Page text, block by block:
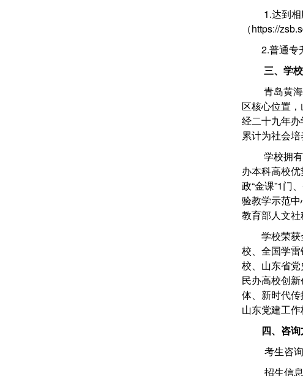
1.达到
（https://
2.普通专
三、学
青岛黄
区核心位置
经二十九年
累计为社会培
学校拥
办本科高校
政“金课”1门
验教学示范
教育部人文
学校荣
校、全国学
校、山东省
民办高校创
体、新时代传
山东党建工作
四、 咨
考生咨
招生信